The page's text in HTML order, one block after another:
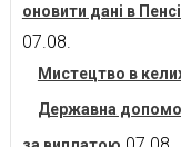
оновити дані в
07.08.
Мистецтво в
Державна